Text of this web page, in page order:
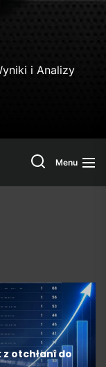
i Analizy
SearchMenu
i szanse